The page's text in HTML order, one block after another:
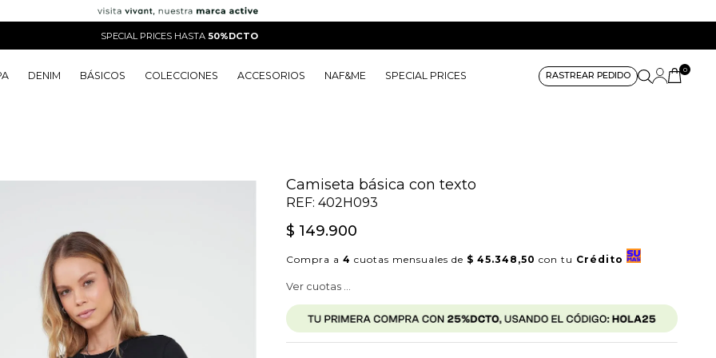
SPECIAL PRICES HASTA 50%DCTO
DENIM BÁSICOS COLECCIONES ACCESORIOS NAF&ME SPECIAL PRICES RASTREAR PEDIDO
0
Camiseta básica con texto
REF:402H093
$ 149.900
Compra a4 cuotas mensuales de $ 45.348,50 con tu Crédito
Ver cuotas ...